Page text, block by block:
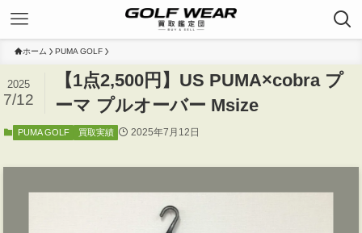
ホーム PUMA GOLF
【1点2,500円】US PUMA×cobra プ
ーマ プルオーバー Msize
2025
7/12
PUMA GOLF 買取実績 2025年7月12日